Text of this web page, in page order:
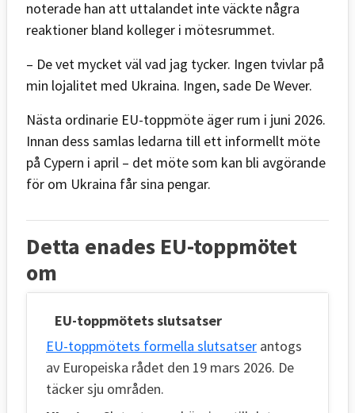
noterade han att uttalandet inte väckte några
reaktioner bland kolleger i mötesrummet.
– De vet mycket väl vad jag tycker. Ingen tvivlar på
min lojalitet med Ukraina. Ingen, sade De Wever.
Nästa ordinarie EU-toppmöte äger rum i juni 2026.
Innan dess samlas ledarna till ett informellt möte
på Cypern i april – det möte som kan bli avgörande
för om Ukraina får sina pengar.
Detta enades EU-toppmötet
om
EU-toppmötets slutsatser
EU-toppmötets formella slutsatser antogs
av Europeiska rådet den 19 mars 2026. De
täcker sju områden.